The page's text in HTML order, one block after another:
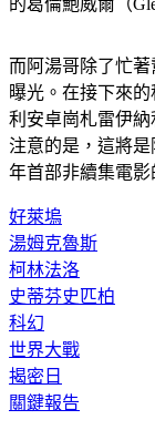
而阿湯哥除了忙
曝光。在接下來
利安卓崗札雷伊
注意的是，這將
年首部非續集電影
好萊塢
湯姆克魯斯
柯林法洛
史蒂芬史匹柏
科幻
世界大戰
揭密日
關鍵報告